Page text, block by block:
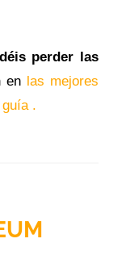
perder las
en las mejores
.